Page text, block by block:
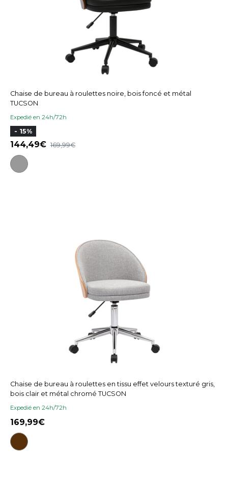
Chaise de bureau à roulettes noire, bois foncé et métal
TUCSON
Expedié en 24h/72h
- 15%
144,49 169,99
Chaise de bureau à roulettes en tissu effet velours texturé gris,
bois clair et métal chromé TUCSON
Expedié en 24h/72h
169,99